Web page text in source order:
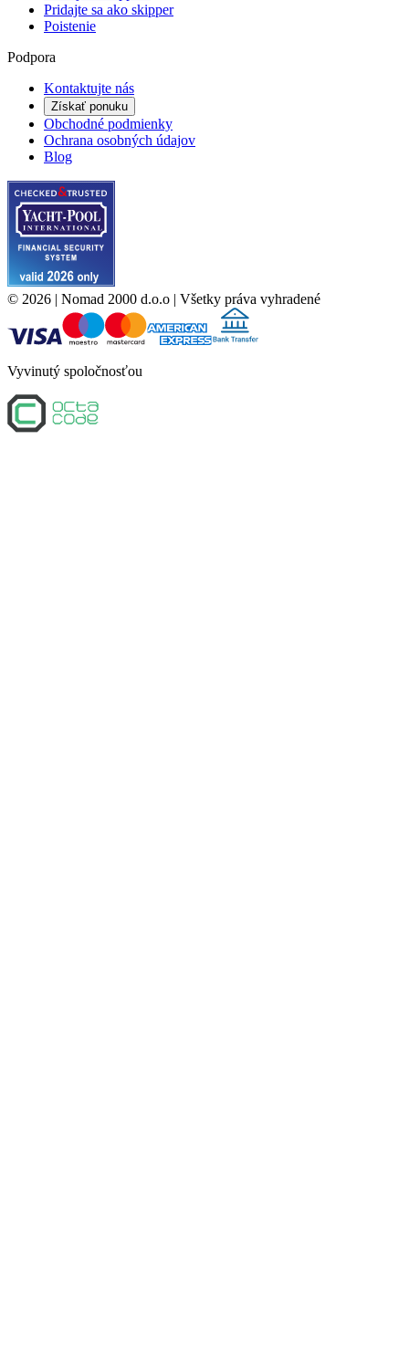
Pridajte sa ako skipper
Poistenie
Podpora
Kontaktujte nás
Získať ponuku
Obchodné podmienky
Ochrana osobných údajov
Blog
© 2026 | Nomad 2000 d.o.o | Všetky práva vyhradené
Vyvinutý spoločnosťou